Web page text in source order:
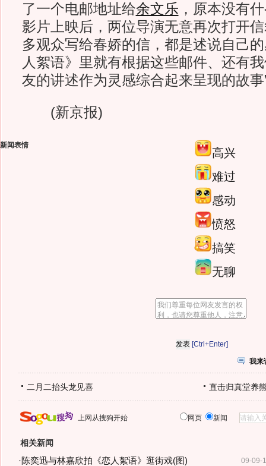
了一个电邮地址给余文乐 ，原本没有
影片上映后，两位导演无意再次打开
多观众写给春娇的信，都是述说自己
人絮语》里就有根据这些邮件、还有
友的讲述作为灵感综合起来呈现的故事
(新京报)
新闻表情
高兴
难过
感动
愤怒
搞笑
无聊
[Ctrl+Enter]
我来
二月二抬头龙见喜 直击归真堂养
上网从搜狗开始 网页 新闻
相关新闻
09-09-
·陈奕迅与林嘉欣拍《恋人絮语》逛街戏(图)